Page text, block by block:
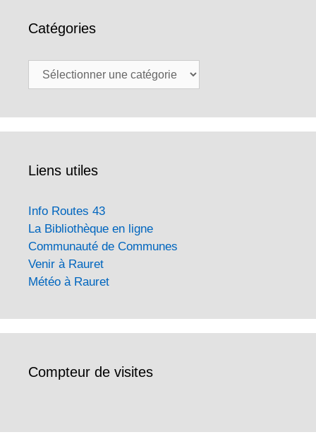
Catégories
Catégories
Liens utiles
Info Routes 43
La Bibliothèque en ligne
Communauté de Communes
Venir à Rauret
Météo à Rauret
Compteur de visites